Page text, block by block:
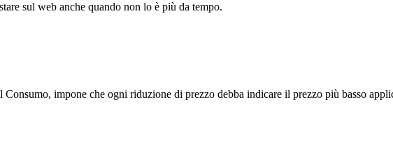
sul web anche quando non lo è più da tempo.
impone che ogni riduzione di prezzo debba indicare il prezzo più basso